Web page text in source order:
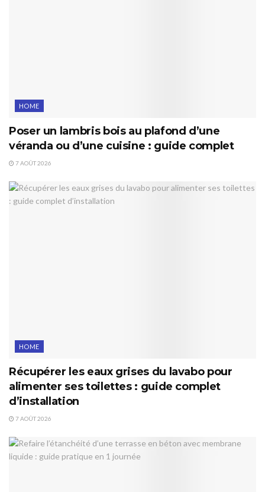
HOME
Poser un lambris bois au plafond d’une
véranda ou d’une cuisine : guide complet
7 AOÛT 2026
HOME
Récupérer les eaux grises du lavabo pour
alimenter ses toilettes : guide complet
d’installation
7 AOÛT 2026